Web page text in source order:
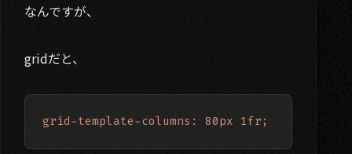
なんですが、
gridだと、
grid-template-columns: 80px 1fr;